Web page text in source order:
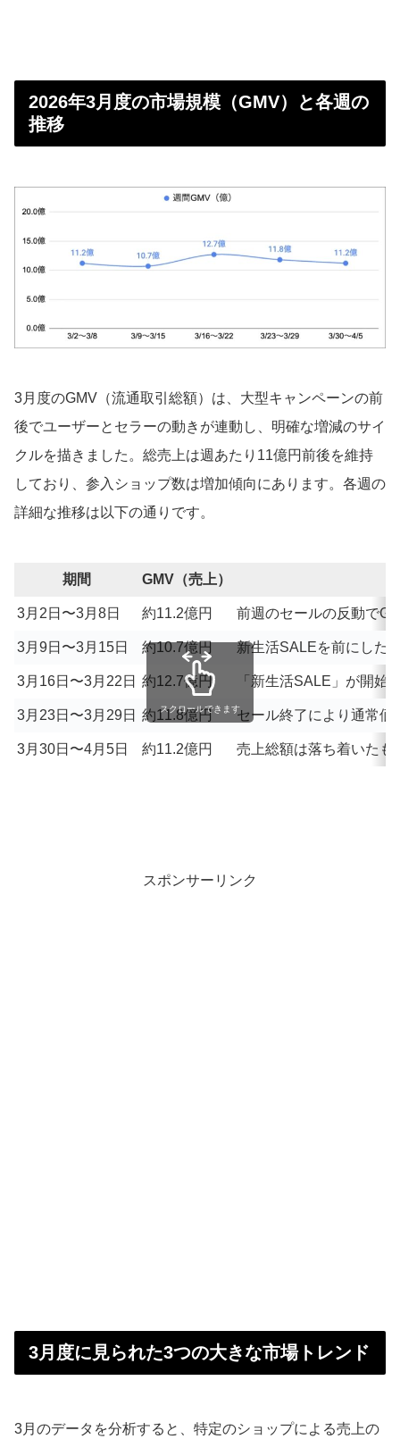
2026年3月度の市場規模（GMV）と各週の
推移
3月度のGMV（流通取引総額）は、大型キャンペーンの前
後でユーザーとセラーの動きが連動し、明確な増減のサイ
クルを描きました。総売上は週あたり11億円前後を維持
しており、参入ショップ数は増加傾向にあります。各週の
詳細な推移は以下の通りです。
期間 GMV（売上）
3月2日〜3月8日 約11.2億円 前週のセールの反動で
3月9日〜3月15日 約10.7億円 新生活SALEを前にした
3月16日〜3月22日 約12.7億円 「新生活SALE」が開始
3月23日〜3月29日 約11.8億円 セール終了により通常
3月30日〜4月5日 約11.2億円 売上総額は落ち着いたも
スクロールできます
スポンサーリンク
3月度に見られた3つの大きな市場トレンド
3月のデータを分析すると、特定のショップによる売上の